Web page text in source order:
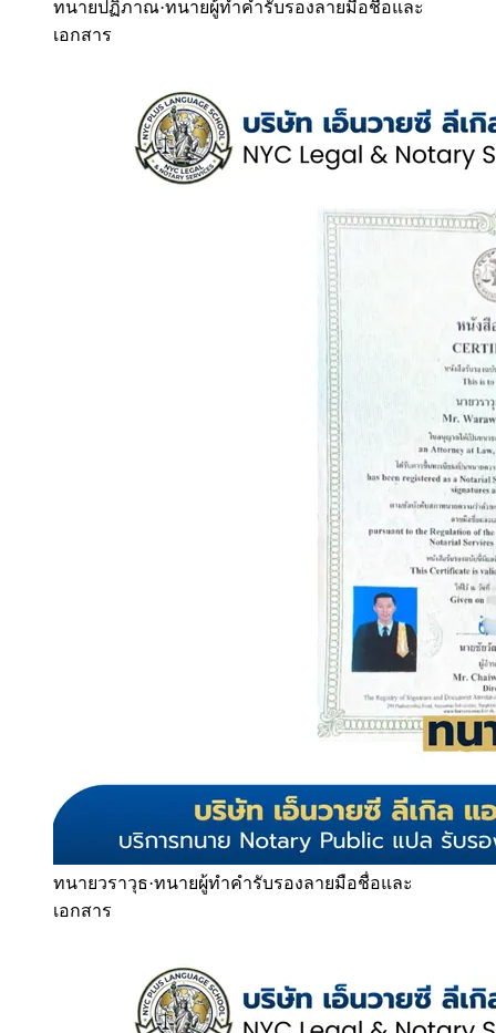
ทนายปฏิภาณ·ทนายผู้ทำคำรับรองลายมือชื่อและ
เอกสาร
ทนายวราวุธ·ทนายผู้ทำคำรับรองลายมือชื่อและ
เอกสาร